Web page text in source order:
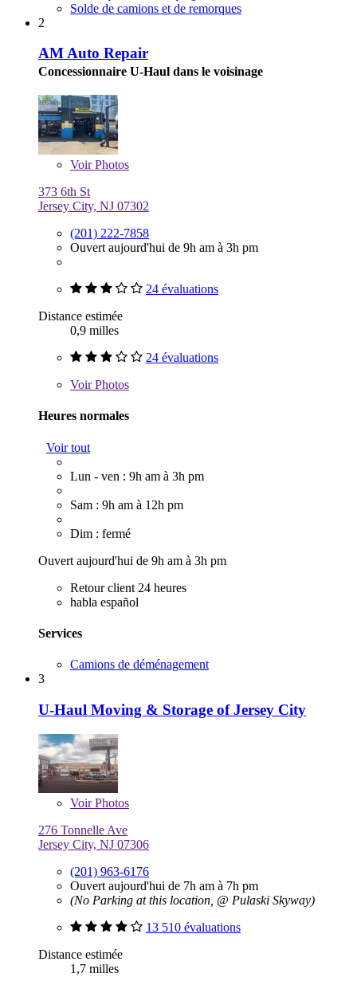
Solde de camions et de remorques
2
AM Auto Repair
Concessionnaire U-Haul dans le voisinage
VoirPhotos
373 6th St
Jersey City, NJ 07302
(201) 222-7858
Ouvert aujourd'hui de 9h am à 3h pm
24 évaluations
Distance estimée
0,9 milles
24 évaluations
VoirPhotos
Heures normales
Voir tout
Lun - ven : 9h am à 3h pm
Sam : 9h am à 12h pm
Dim : fermé
Ouvert aujourd'hui de 9h am à 3h pm
Retour client 24 heures
habla español
Services
Camions de déménagement
3
U-Haul Moving & Storage of Jersey City
VoirPhotos
276 Tonnelle Ave
Jersey City, NJ 07306
(201) 963-6176
Ouvert aujourd'hui de 7h am à 7h pm
(No Parking at this location, @ Pulaski Skyway)
13 510 évaluations
Distance estimée
1,7 milles